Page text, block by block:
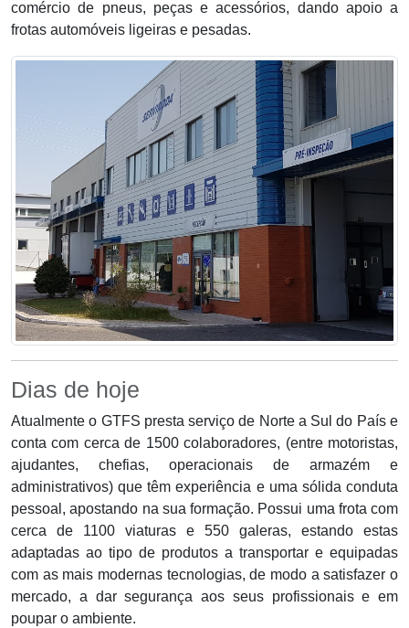
comércio de pneus, peças e acessórios, dando apoio a
frotas automóveis ligeiras e pesadas.
Dias de hoje
Atualmente o GTFS presta serviço de Norte a Sul do País e
conta com cerca de 1500 colaboradores, (entre motoristas,
ajudantes, chefias, operacionais de armazém e
administrativos) que têm experiência e uma sólida conduta
pessoal, apostando na sua formação. Possui uma frota com
cerca de 1100 viaturas e 550 galeras, estando estas
adaptadas ao tipo de produtos a transportar e equipadas
com as mais modernas tecnologias, de modo a satisfazer o
mercado, a dar segurança aos seus profissionais e em
poupar o ambiente.